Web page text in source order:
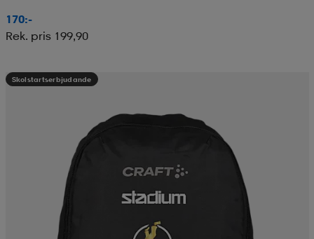
170:-
Rek. pris 199,90
Skolstartserbjudande